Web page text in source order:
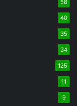
58
40
35
34
125
11
9